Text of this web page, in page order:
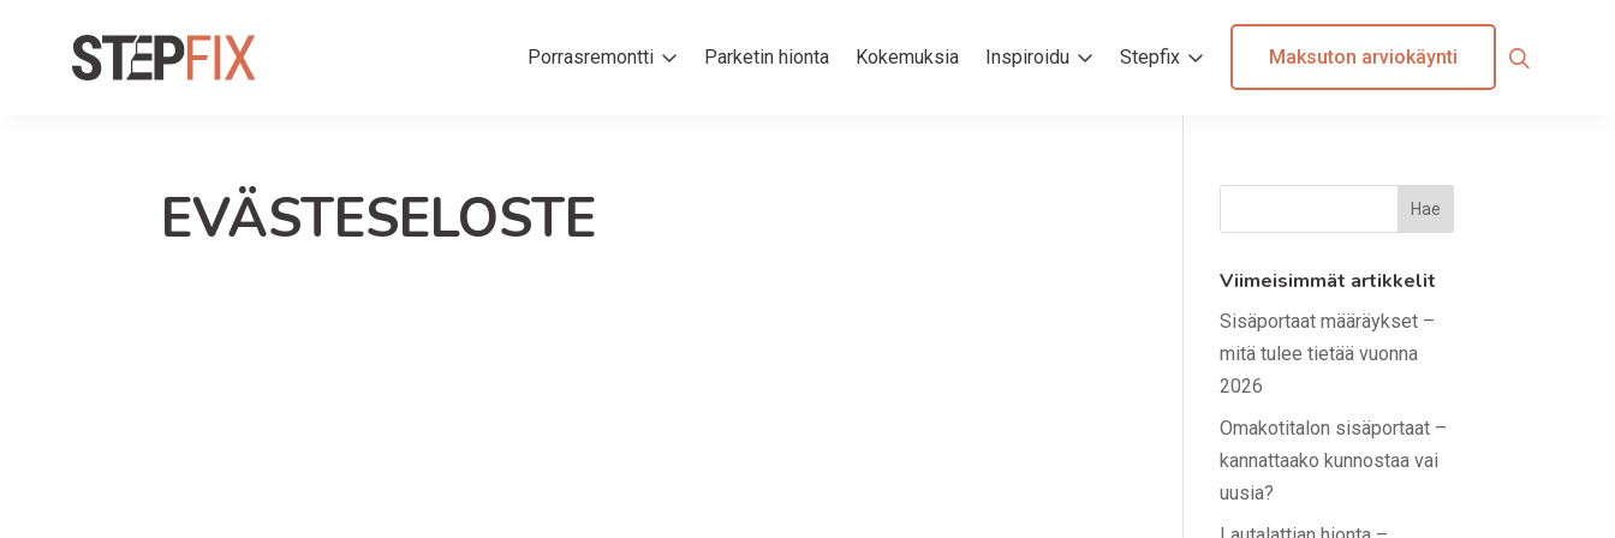
Porrasremontti Parketin hionta Kokemuksia Inspiroidu Stepfix Maksuton arviokäynti
EVÄSTESELOSTE
Viimeisimmät artikkelit
Sisäportaat määräykset –
mitä tulee tietää vuonna
2026
Omakotitalon sisäportaat –
kannattaako kunnostaa vai
uusia?